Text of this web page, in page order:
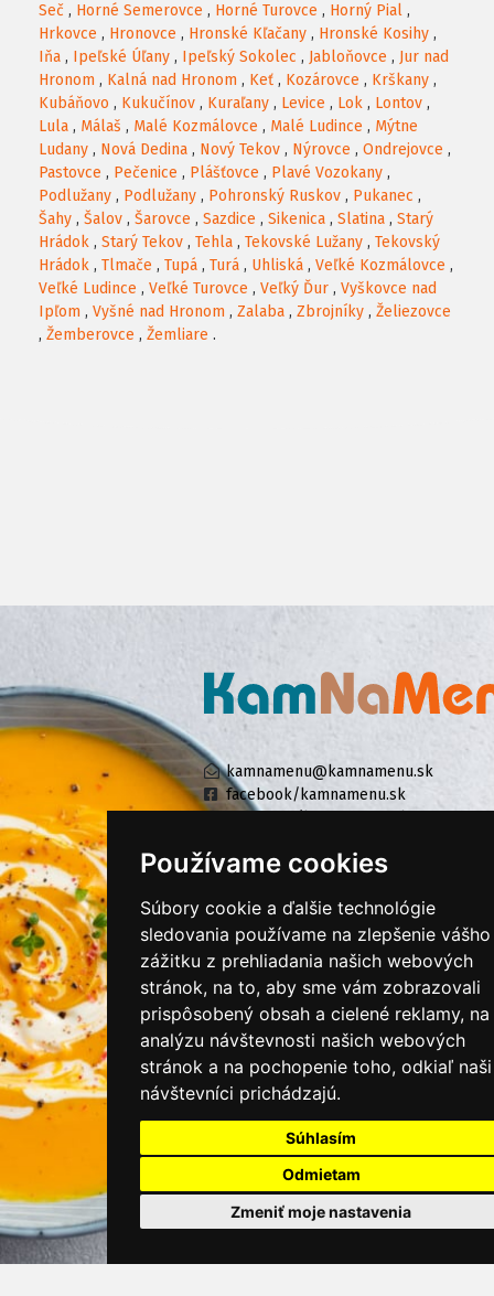
Používame cookies
Súbory cookie a ďalšie technológie
sledovania používame na zlepšenie vášho
zážitku z prehliadania našich webových
stránok, na to, aby sme vám zobrazovali
prispôsobený obsah a cielené reklamy, na
analýzu návštevnosti našich webových
stránok a na pochopenie toho, odkiaľ naši
návštevníci prichádzajú.
Súhlasím
Odmietam
Zmeniť moje nastavenia
Seč , Horné Semerovce , Horné Turovce , Horný Pial ,
Hrkovce , Hronovce , Hronské Kľačany , Hronské Kosihy ,
Iňa , Ipeľské Úľany , Ipeľský Sokolec , Jabloňovce , Jur nad
Hronom , Kalná nad Hronom , Keť , Kozárovce , Krškany ,
Kubáňovo , Kukučínov , Kuraľany , Levice , Lok , Lontov ,
Lula , Málaš , Malé Kozmálovce , Malé Ludince , Mýtne
Ludany , Nová Dedina , Nový Tekov , Nýrovce , Ondrejovce ,
Pastovce , Pečenice , Plášťovce , Plavé Vozokany ,
Podlužany , Podlužany , Pohronský Ruskov , Pukanec ,
Šahy , Šalov , Šarovce , Sazdice , Sikenica , Slatina , Starý
Hrádok , Starý Tekov , Tehla , Tekovské Lužany , Tekovský
Hrádok , Tlmače , Tupá , Turá , Uhliská , Veľké Kozmálovce ,
Veľké Ludince , Veľké Turovce , Veľký Ďur , Vyškovce nad
Ipľom , Vyšné nad Hronom , Zalaba , Zbrojníky , Želiezovce
, Žemberovce , Žemliare .
kamnamenu@kamnamenu.sk
facebook/kamnamenu.sk
KONTAKTUJTE NÁS
PRIHLÁSIŤ SA DO ZÁKAZNÍCKEJ ZÓNY
Všeobecné obchodné podmienky
Ochrana osobných údajov
Cookies
Moje KamNaMenu
Pridať reštauráciu
Cenník balíkov